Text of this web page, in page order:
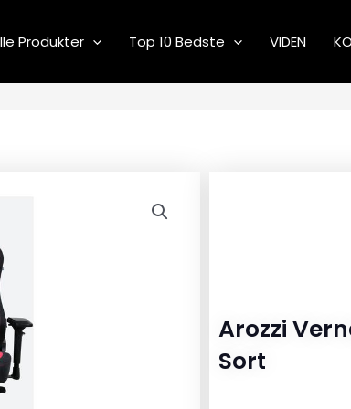
Produkter Top 10 Bedste VIDEN
Arozzi
Sort